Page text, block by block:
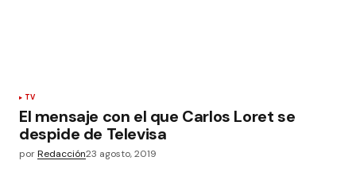
TV
El mensaje con el que Carlos Loret se
despide de Televisa
porRedacción23 agosto, 2019